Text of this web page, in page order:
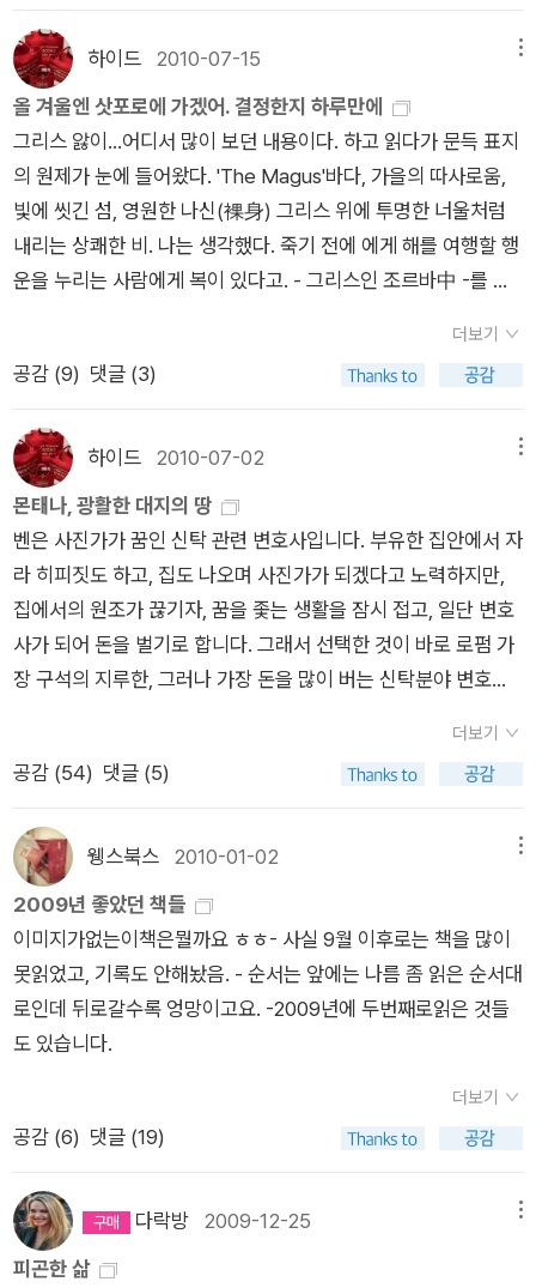
당대의 지성인으로써 영원의 삶을 살고 있습니다.
'확대경으로 보면 물 속에 벌레가 우굴우굴한대요. 자, 갈증을 참
을거요, 아니면 확대경을 확 부숴버리고 물을 마시겠소?' 삶과 우
주를 대하면서 늘 생각이 앞서고 앞뒤, 옳고 그름, 좋고 나쁨을 따
지지 말고 자신의 내면에서 과연 무엇이 일어나고 있는지에 솔직
해야 한다고 충고한다.어떤 행동을 통해서든지 그는 인간이 가진
한계를 뛰어 넘어 성화를 이루기 위한 끊임없는 노력을 통해 삶을
살아가며 그 곳에서는 이미 희망도 정복되고 따라서 절망도 정복
되어버리고 만다. 그래서 비로소 두목의 돈을 모두 탕진하고 그
것이다. 현실세계를 외면하고 정신적 신성함만을 쫓아서 사는 수
행자들을 대하면서 그들의 마음 속에 정복되지 못하고 회피하려
고만 하는 그 무엇이 있음을 알게 되고 그것을 완벽하게 극복하고
정복한 인물로서 조르바는 그에게 있어 그 누구보다 깊은 깨달음
을 가져다 주었다고 생각한다. 육체적인 인간적인 한계를 뛰어넘
을 수 있는 조르바 안의 조르바, 우리들 모두는 조르바이다. 우리
의 몸과 인간적인 한계를 뛰어넘는 우리 안의 또 다른 우리의 경
험을 그대들은 가지고 있는가? 그것이 우리 스스로가 찾아야 하
는 메토이소스, 성화(聖化)이다...
하이드 2010-07-15
올 겨울엔 삿포로에 가겠어. 결정한지 하루만에
그리스 앓이...어디서 많이 보던 내용이다. 하고 읽다가 문득 표지
의 원제가 눈에 들어왔다. 'The Magus'바다, 가을의 따사로움,
빛에 씻긴 섬, 영원한 나신(裸身) 그리스 위에 투명한 너울처럼
내리는 상쾌한 비. 나는 생각했다. 죽기 전에 에게 해를 여행할 행
운을 누리는 사람에게 복이 있다고. - 그리스인 조르바中 -를 보
바 외에도 그리스 책 여러권 찾아서 읽고 갔었는데, 그 중에 원서
Magus 가 있었던 것.이번에 열린책들에서 나온 <마법사> 왠지
바>보다 더욱 그리스에 대한 욕망을 펌푸질 하는 이야기.영국에
서 그리스의 어느 사립학교로 지원해서 가게 된 주인공.'나는 10
월 초까지 그리스로 가지 않으면 안 되었다.''앨리슨이 몰랐던 사
실은 - 나 자신도 그것을 거의 깨닫지 못했기에 - 9월 하순 동안
내가 다른 여자와 바람을 피웠다는 것이다. 그 여자의 이름은 그
리스였다. 설사 면접에서 떨어졌다 해도 나는 그리스에 갔을 것이
다. (중략) 아무런 가망도 없어 보이는 순간에 훌륭한 해결책이
불현듯 떠오른 거소가 다름없었다. 그리스. 왜 지금까지 그 생각
을 못 했을까? <나는 그리스로 간다.> 그것은 너무도 멋지게 들
렸다.''내 주위의 세상 위로 가장 지중해다운 빛이 내리비쳤을 때
나는 그것이 적대적인 것을 느꼈다. 그 빛은 정화해 주는 것이 아
니라 부식시키는 것처럼 보였다. 마치 아크등 아래에서 이제 막
시작된 심문을 받는 것 같은 기분이었다. 벌써 나는 반쯤 열린 문
사이로 끈이 달린 고문대를 보았고, 이미 과거의 나의 자아는 이
제 더 이상 스스로를 지탱할 수 없다는 것을 느끼기 시작했다. 그
것은 부분적으로는 근원까지 벗겨진, 사랑에 대한 공포였다. 그것
은 도착한 순간부터 그리스의 풍경과 영원히, 전적으로 사랑에 빠
수밖에 없지만 동시에 너무도 차분하고 귀족적인 여인이기도 해
순적이며 거의 짜증스러운 무력감과 열등감도 찾아왔다. 내가 읽
은 어떤 책도 불길하면서도 매혹적인, 그리스의 이 키르케적 속성
더보기
공감 (9) 댓글 (3)
하이드 2010-07-02
몬태나, 광활한 대지의 땅
벤은 사진가가 꿈인 신탁 관련 변호사입니다. 부유한 집안에서 자
라 히피짓도 하고, 집도 나오며 사진가가 되겠다고 노력하지만,
집에서의 원조가 끊기자, 꿈을 좇는 생활을 잠시 접고, 일단 변호
사가 되어 돈을 벌기로 합니다. 그래서 선택한 것이 바로 로펌 가
장 구석의 지루한, 그러나 가장 돈을 많이 버는 신탁분야 변호사
가)의 꿈을 접고, 돈을 벌고 있는 잭입니다. 잭도, 벤도, 꿈을 접고
'잠시' 의 '잠시'라는 건, 이미 '돈', 즉, 편안한 생활을 '꿈' 대신 선택
탁 앞에 앉아 갖가지 물건들을 멍하게 보던 벤은 생각합니다. '이
제 떠날 시간이었다. 마지막으로 떠나기 전 식탁 앞에 앉아 꼼짝
도 하지 않고 앉아 갖가지 물건들을 멍하니 바라보았다. 흰 벽, 수
공 소나무 캐비닛, 조리대, 주방 기구들, 장식장에 깔끔하게 쌓인
흰 웨지우드 접시들, 메모판에 핀으로 꽂은 가족사진, 냉장고를
장식한 학교 알림장과 애덤의 그림. 그 모든 것들이 나를 놀라게
했다. 공간을 채우고, 시간을 채울 것을 계속 찾아가는 과정이 축
적되면 인생이 되는 게 아닐까? '물질적 안정'이라는 미명 하에 이
루어지는 모든 일은 그저 지나가는 과정일 뿐이라 생각하지만, 그
등에 짊어진 건 그 물질적 안정의 누더기뿐이라는 걸. 우리는 어
쩔 수 없는 소멸을 눈가림하기 위해 물질을 축적하는 것이다. 자
기 자신이 축적해놓은 게 안정되고 영원하다고 믿도록 스스로를
더보기
공감 (54) 댓글 (5)
웽스북스 2010-01-02
2009년 좋았던 책들
이미지가없는이책은뭘까요 ㅎㅎ- 사실 9월 이후로는 책을 많이
못읽었고, 기록도 안해놨음. - 순서는 앞에는 나름 좀 읽은 순서대
로인데 뒤로갈수록 엉망이고요. -2009년에 두번째로읽은 것들
도 있습니다.
더보기
공감 (6) 댓글 (19)
다락방 2009-12-25
피곤한 삶